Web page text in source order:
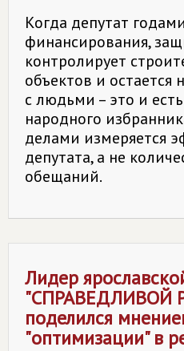
Когда депутат
финансирования,
контролирует
объектов и остается
с людьми – это и
народного
делами измеряется
депутата, а не
обещаний.
Лидер
"СПРАВЕДЛИВОЙ
поделился
"оптимизации" в